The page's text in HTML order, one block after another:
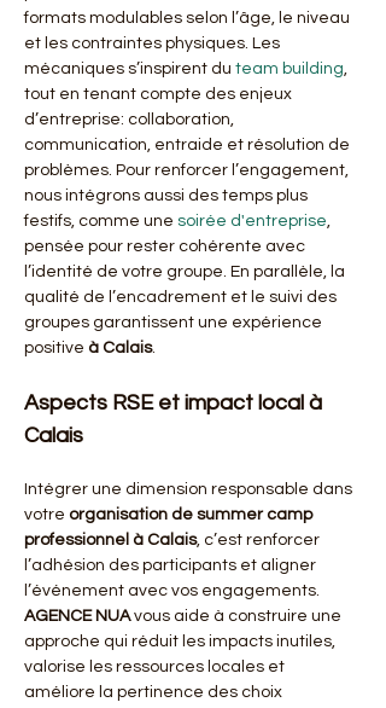
formats modulables selon l’âge, le niveau
et les contraintes physiques. Les
mécaniques s’inspirent du team building,
tout en tenant compte des enjeux
d’entreprise: collaboration,
communication, entraide et résolution de
problèmes. Pour renforcer l’engagement,
nous intégrons aussi des temps plus
festifs, comme une soirée d'entreprise,
pensée pour rester cohérente avec
l’identité de votre groupe. En parallèle, la
qualité de l’encadrement et le suivi des
groupes garantissent une expérience
positive à Calais.
Aspects RSE et impact local à
Calais
Intégrer une dimension responsable dans
votre organisation de summer camp
professionnel à Calais, c’est renforcer
l’adhésion des participants et aligner
l’événement avec vos engagements.
AGENCE NUA vous aide à construire une
approche qui réduit les impacts inutiles,
valorise les ressources locales et
améliore la pertinence des choix